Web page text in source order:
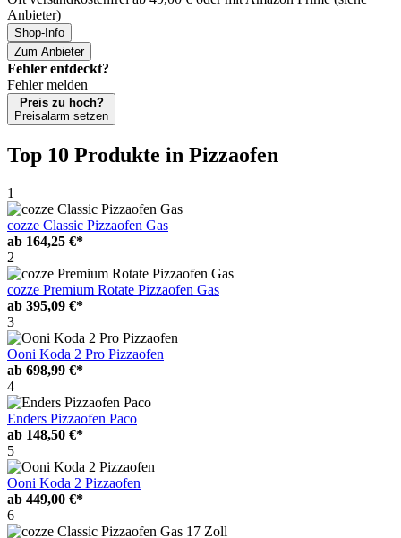
Anbieter)
Shop-Info
Zum Anbieter
Fehler entdeckt?
Fehler melden
Preis zu hoch?
Preisalarm setzen
Top 10 Produkte in Pizzaofen
1
cozze Classic Pizzaofen Gas
ab 164,25 €*
2
cozze Premium Rotate Pizzaofen Gas
ab 395,09 €*
3
Ooni Koda 2 Pro Pizzaofen
ab 698,99 €*
4
Enders Pizzaofen Paco
ab 148,50 €*
5
Ooni Koda 2 Pizzaofen
ab 449,00 €*
6